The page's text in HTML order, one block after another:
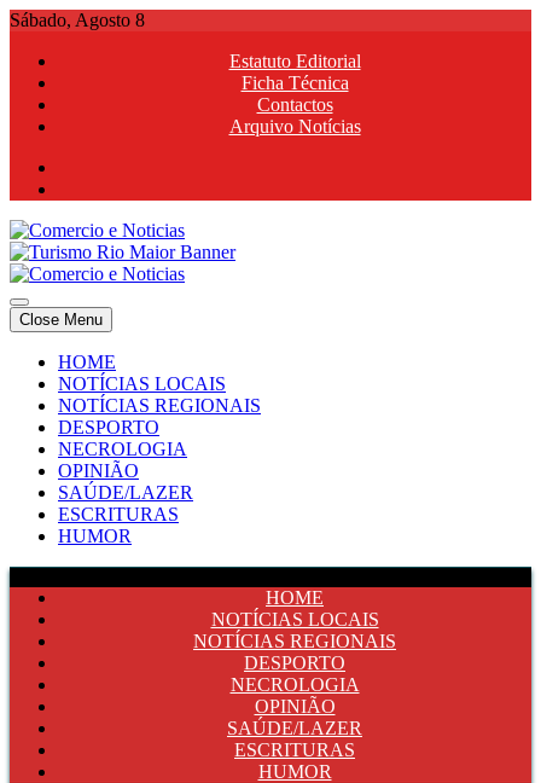
Skip
content
Sábado, Agosto 8
Estatuto Editorial
Ficha Técnica
Contactos
Arquivo Notícias
Comercio e Noticias
Notícias e Publicidade Online
Comercio e Noticias
Notícias e Publicidade Online
Close Menu
HOME
NOTÍCIAS LOCAIS
NOTÍCIAS REGIONAIS
DESPORTO
NECROLOGIA
OPINIÃO
SAÚDE/LAZER
ESCRITURAS
HUMOR
HOME
NOTÍCIAS LOCAIS
NOTÍCIAS REGIONAIS
DESPORTO
NECROLOGIA
OPINIÃO
SAÚDE/LAZER
ESCRITURAS
HUMOR